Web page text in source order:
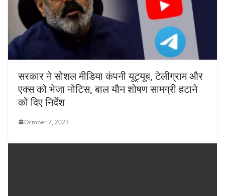
सरकार ने सोशल मीडिया कंपनी यूट्यूब, टेलीग्राम और
एक्स को भेजा नोटिस, बाल यौन शोषण सामग्री हटाने
को दिए निर्देश
October 7, 2023